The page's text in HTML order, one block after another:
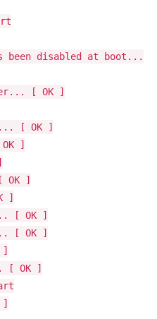
been disabled at boot...
[ OK ]
[ OK ]
]
OK ]
]
[ OK ]
[ OK ]
]
[ OK ]
]